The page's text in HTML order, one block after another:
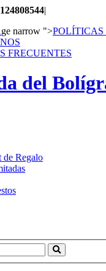
|
ge narrow ">POLÍTICAS
FRECUENTES
de Regalo